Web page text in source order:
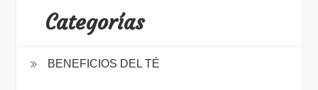
Categorías
BENEFICIOS DEL TÉ